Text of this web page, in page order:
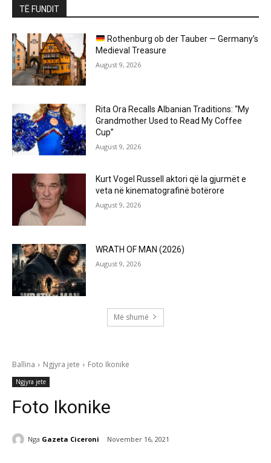
TË FUNDIT
Rothenburg ob der Tauber — Germany’s
Medieval Treasure
August 9, 2026
Rita Ora Recalls Albanian Traditions: “My
Grandmother Used to Read My Coffee
Cup”
August 9, 2026
Kurt Vogel Russell aktori që la gjurmët e
veta në kinematografinë botërore
August 9, 2026
WRATH OF MAN (2026)
August 9, 2026
Më shumë